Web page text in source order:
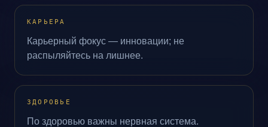
КАРЬЕРА
Карьерный фокус — инновации; не
распыляйтесь на лишнее.
ЗДОРОВЬЕ
По здоровью важны нервная система.